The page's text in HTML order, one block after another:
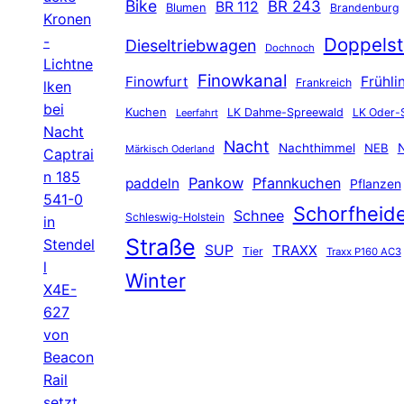
Kronen
-
Lichtne
lken
bei
Nacht
Captrai
n 185
541-0
in
Stendel
l
X4E-
627
von
Beacon
Rail
Bike Blumen BR 112 BR 243 Brandenburg
Dieseltriebwagen Dochnoch
Finowfurt Finowkanal Frankreich
Kuchen Leerfahrt LK Dahme-Spreewald LK Oder-
Märkisch Oderland Nacht Nachthimmel NEB
paddeln Pankow Pfannkuchen Pflanzen
Schleswig-Holstein Schnee
Straße SUP Tier TRAXX Traxx P160 AC3
Winter